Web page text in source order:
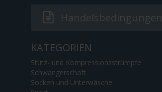
Handelsbedingungen
KATEGORIEN
Stütz- und Kompressionsstrümpfe
Schwangerschaft
Socken und Unterwäsche